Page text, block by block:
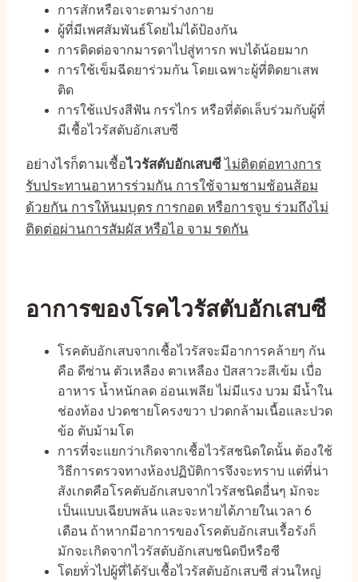
การสักหรือเจาะตามร่างกาย
ผู้ที่มีเพศสัมพันธ์โดยไม่ได้ป้องกัน
การติดต่อจากมารดาไปสู่ทารก พบได้น้อยมาก
การใช้เข็มฉีดยาร่วมกัน โดยเฉพาะผู้ที่ติดยาเสพ
ติด
การใช้แปรงสีฟัน กรรไกร หรือที่ตัดเล็บร่วมกับผู้ที่
มีเชื้อไวรัสตับอักเสบซี
อย่างไรก็ตามเชื้อไวรัสตับอักเสบซีไม่ติดต่อทางการ
รับประทานอาหารร่วมกัน การใช้จามชามช้อนส้อม
ด้วยกัน การให้นมบุตร การกอด หรือการจูบ ร่วมถึงไม่
ติดต่อผ่านการสัมผัส หรือไอ จาม รดกัน
อาการของโรคไวรัสตับอักเสบซี
โรคตับอักเสบจากเชื้อไวรัสจะมีอาการคล้ายๆ กัน
คือ ดีซ่าน ตัวเหลือง ตาเหลือง ปัสสาวะสีเข้ม เบื่อ
อาหาร น้ำหนักลด อ่อนเพลีย ไม่มีแรง บวม มีน้ำใน
ช่องท้อง ปวดชายโครงขวา ปวดกล้ามเนื้อและปวด
ข้อ ตับม้ามโต
การที่จะแยกว่าเกิดจากเชื้อไวรัสชนิดใดนั้น ต้องใช้
วิธีการตรวจทางห้องปฏิบัติการจึงจะทราบ แต่ที่น่า
สังเกตคือโรคตับอักเสบจากไวรัสชนิดอื่นๆ มักจะ
เป็นแบบเฉียบพลัน และจะหายได้ภายในเวลา 6
เดือน ถ้าหากมีอาการของโรคตับอักเสบเรื้อรังก็
มักจะเกิดจากไวรัสตับอักเสบชนิดบีหรือซี
โดยทั่วไปผู้ที่ได้รับเชื้อไวรัสตับอักเสบซี ส่วนใหญ่